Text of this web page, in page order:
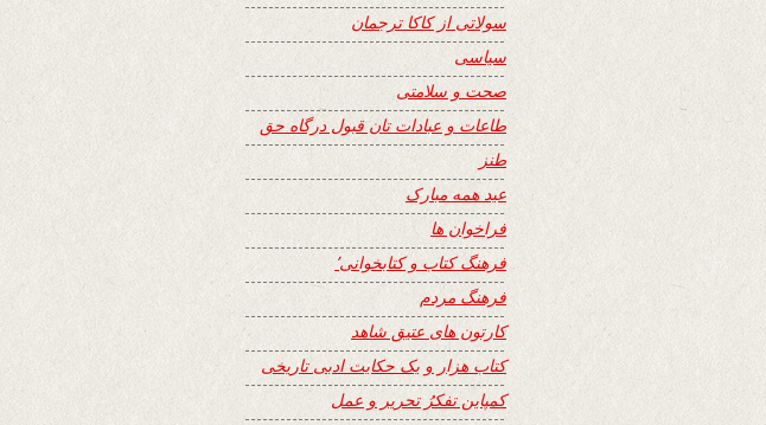
سولاتی از کاکا ترجمان
سیاسی
صحت و سلامتی
طاعات و عبادات تان قبول درگاه حق
طنز
عید همه مبارک
فراخوان ها
فرهنگ کتاب و کتابخوانی٬
فرهنگ مردم
کارتون های عتیق شاهد
کتاب هزار و یک حکایت ادبی تاریخی
کمپاین تفکرُ تحریر و عمل